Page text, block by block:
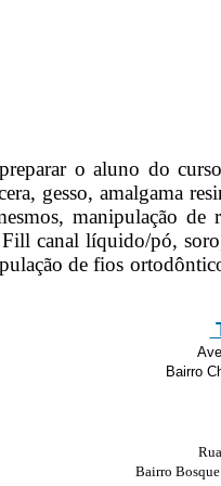
o aluno do
gesso, amalgama
manipulação
canal líquido/pó,
de fios
Bairro
Bairro